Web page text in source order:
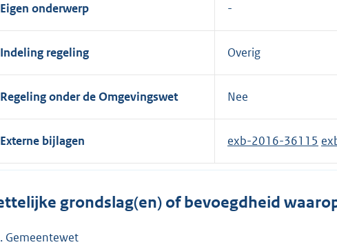
Eigen onderwerp
Indeling regeling Overig
Regeling onder de Omgevingswet Nee
Externe bijlagen exb-2016-36115
grondslag(en) of bevoegdheid
Gemeentewet